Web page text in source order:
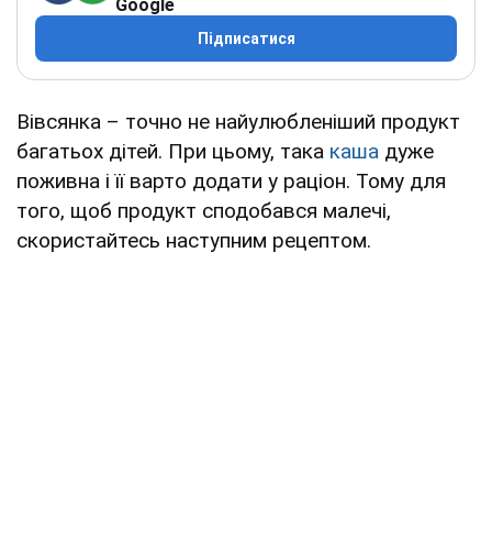
Google
Підписатися
Вівсянка – точно не найулюбленіший продукт
багатьох дітей. При цьому, така каша дуже
поживна і її варто додати у раціон. Тому для
того, щоб продукт сподобався малечі,
скористайтесь наступним рецептом.